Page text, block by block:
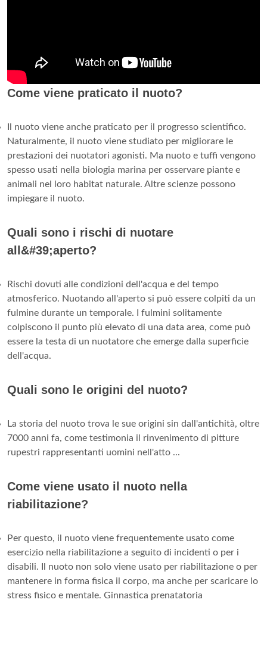
Come viene praticato il nuoto?
Il nuoto viene anche praticato per il progresso scientifico.
Naturalmente, il nuoto viene studiato per migliorare le
prestazioni dei nuotatori agonisti. Ma nuoto e tuffi vengono
spesso usati nella biologia marina per osservare piante e
animali nel loro habitat naturale. Altre scienze possono
impiegare il nuoto.
Quali sono i rischi di nuotare
all&#39;aperto?
Rischi dovuti alle condizioni dell'acqua e del tempo
atmosferico. Nuotando all'aperto si può essere colpiti da un
fulmine durante un temporale. I fulmini solitamente
colpiscono il punto più elevato di una data area, come può
essere la testa di un nuotatore che emerge dalla superficie
dell'acqua.
Quali sono le origini del nuoto?
La storia del nuoto trova le sue origini sin dall'antichità, oltre
7000 anni fa, come testimonia il rinvenimento di pitture
rupestri rappresentanti uomini nell'atto ...
Come viene usato il nuoto nella
riabilitazione?
Per questo, il nuoto viene frequentemente usato come
esercizio nella riabilitazione a seguito di incidenti o per i
disabili. Il nuoto non solo viene usato per riabilitazione o per
mantenere in forma fisica il corpo, ma anche per scaricare lo
stress fisico e mentale. Ginnastica prenatatoria